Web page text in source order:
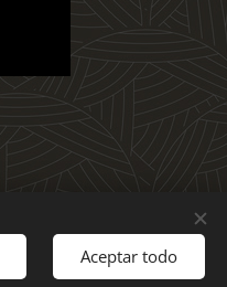
Aceptar todo